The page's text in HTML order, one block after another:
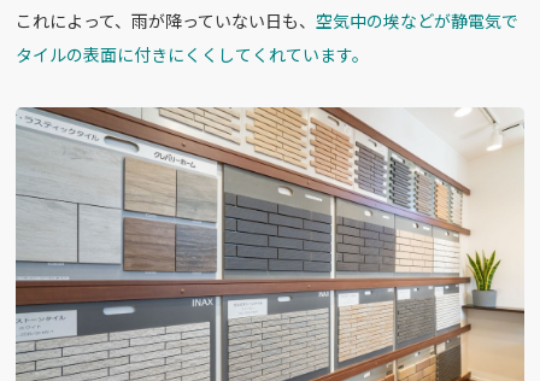
これによって、雨が降っていない日も、空気中の埃などが静電気で
タイルの表面に付きにくくしてくれています。